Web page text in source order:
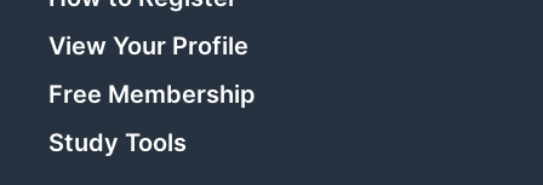
View Your Profile
Free Membership
Study Tools